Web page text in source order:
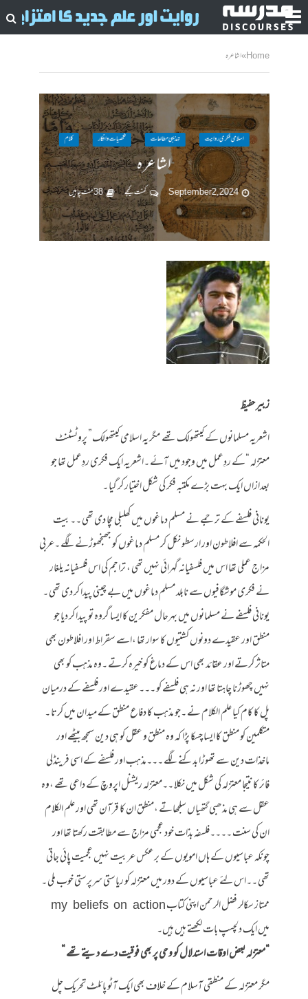
Home
»اشاعرہ
اسلامی فکری روایت تہذیبی مطالعات شخصیات وافکار کلام
اشاعرہ
September 2, 2024 کمنت کیجے 38 منٹ چاہیں
زبیر حفیظ
اشعریہ مسلمانوں کے کیتھولک تھے مگر یہ اسلامی کیتھولک” پروٹسٹنٹ
معتزلہ “کے ردِعمل میں وجود میں آئے ۔اشعریہ ایک فکری ردِعمل تھا جو
بعدازاں ایک بہت بڑے مکتبہ فکر کی شکل اختیار کر گیا ۔
یونانی فلسفے کے ترجمے نے مسلم دماغوں میں کھلبلی مچا دی تھی ۔۔بیت
الحکمہ سے افلاطون اور ارسطو نکل کر مسلم دماغوں کو جھنجھوڑنے لگے ۔عربی
مزاج عملی تھا اس میں فلسفیانہ گہرائی نہیں تھی ، تراجم کی اس فلسفیانہ یلغار
نے فکری موشگافیوں سے نابلد مسلم دماغوں میں بے چینی پیدا کر دی تھی ۔
یونانی فلسفے نے مسلمانوں میں بہرحال مفکرین کا ایسا گروہ تو پیدا کر دیا جو
منطق اور عقیدے دونوں کشتیوں کا سوار تھا ،اسے سقراط اور افلاطون بھی
متاثر کرتے اور عقائد بھی اس کے دماغ کو خیرہ کرتے ۔وہ مذہب کو بھی
نہیں چھوڑنا چاہتا تھا اور نہ ہی فلسفے کو ۔۔۔عقیدے اور فلسفے کے درمیان
پل کا کام کیا علم الکلام نے ۔جو مذہب کا دفاع منطق کے میدان میں کرتا ۔
متکلمین کو منطق کا ایسا چسکا پڑا کہ وہ منطق و عقل کو ہی دین سمجھ بیٹھے اور
ماخذات دین سے تھوڑا بدکنے لگے ۔۔۔مذہب اور فلسفے کے اسی فرینڈلی
فائر کا نتیجا معتزلہ کی شکل میں نکلا ۔۔معتزلہ ریشنل اپروچ کے داعی تھے ،وہ
عقل سے ہی مذھبی گتھیاں سلجھاتے ،منطق ان کا قرآن تھی اور علم الکلام
ان کی سنت ۔۔۔۔فلسفہ بذات خود عجمی مزاج سے مطابقت رکھتا تھا اور
چونکہ عباسیوں کے ہاں امویوں کے برعکس عربیت نہیں عجمیت پائی جاتی
تھی ۔۔اس لئے عباسیوں کے دور میں معتزلہ کو ریاستی سرپرستی خوب ملی ۔
ممتاز سکالر فضل الرحمن اپنی کتاب my beliefs on action
میں ایک دلچسپ بات لکھتے ہیں ہیں۔
“معتزلہ بعض اوقات استدلال کو وحی پر بھی فوقیت دے دیتے تھے “
مگر معتزلہ کے منطقی آسلام کے خلاف بھی ایک آٹو پائلٹ تحریک چل